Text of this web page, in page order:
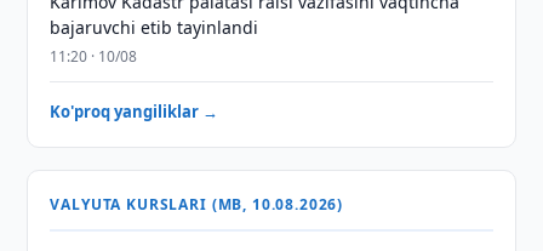
bajaruvchi etib tayinlandi
11:20 · 10/08
Ko'proq yangiliklar →
VALYUTA KURSLARI (MB, 10.08.2026)